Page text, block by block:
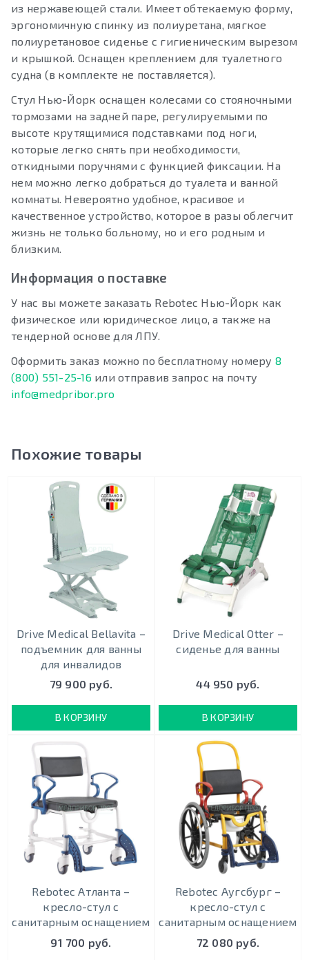
из нержавеющей стали. Имеет обтекаемую форму,
эргономичную спинку из полиуретана, мягкое
полиуретановое сиденье с гигиеническим вырезом
и крышкой. Оснащен креплением для туалетного
судна (в комплекте не поставляется).
Стул Нью-Йорк оснащен колесами со стояночными
тормозами на задней паре, регулируемыми по
высоте крутящимися подставками под ноги,
которые легко снять при необходимости,
откидными поручнями с функцией фиксации. На
нем можно легко добраться до туалета и ванной
комнаты. Невероятно удобное, красивое и
качественное устройство, которое в разы облегчит
жизнь не только больному, но и его родным и
близким.
Информация о поставке
У нас вы можете заказать Rebotec Нью-Йорк как
физическое или юридическое лицо, а также на
тендерной основе для ЛПУ.
Оформить заказ можно по бесплатному номеру 8
(800) 551-25-16 или отправив запрос на почту
info@medpribor.pro
Похожие товары
Drive Medical Bellavita –
подъемник для ванны
для инвалидов
79 900 руб.
В КОРЗИНУ
Drive Medical Otter –
сиденье для ванны
44 950 руб.
В КОРЗИНУ
Rebotec Атланта –
кресло-стул с
санитарным оснащением
91 700 руб.
Rebotec Аугсбург –
кресло-стул с
санитарным оснащением
72 080 руб.